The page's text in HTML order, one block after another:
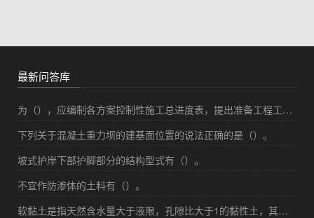
最新问答库
为（），应编制各方案控制性施工总进度表，提出准备工程工期，开工、截流、蓄水、发电（或受益）日期，总工期和施工强度等指标。
下列关于混凝土重力坝的建基面位置的说法正确的是（）。
坡式护岸下部护脚部分的结构型式有（）。
不宜作防渗体的土料有（）。
软黏土是指天然含水量大于液限，孔隙比大于1的黏性土，其具有的基本特性描述正确的是（）。